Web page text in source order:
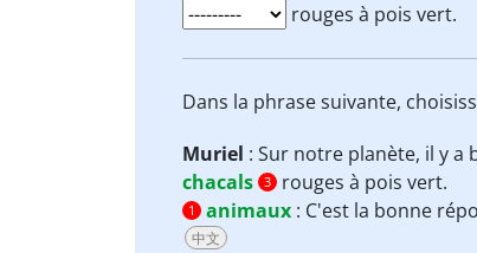
rouges à pois vert.
Dans la phrase suivante,
Muriel : Sur notre planète, il y a
chacals 3 rouges à pois vert.
1 animaux : C'est la bonne
中文